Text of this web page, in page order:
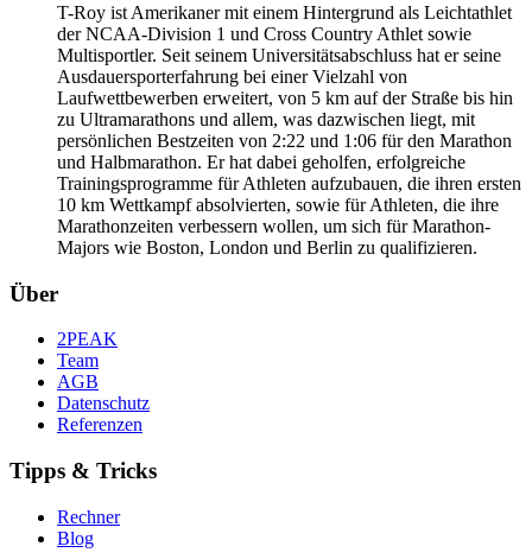
T-Roy ist Amerikaner mit einem Hintergrund als Leichtathlet
der NCAA-Division 1 und Cross Country Athlet sowie
Multisportler. Seit seinem Universitätsabschluss hat er seine
Ausdauersporterfahrung bei einer Vielzahl von
Laufwettbewerben erweitert, von 5 km auf der Straße bis hin
zu Ultramarathons und allem, was dazwischen liegt, mit
persönlichen Bestzeiten von 2:22 und 1:06 für den Marathon
und Halbmarathon. Er hat dabei geholfen, erfolgreiche
Trainingsprogramme für Athleten aufzubauen, die ihren ersten
10 km Wettkampf absolvierten, sowie für Athleten, die ihre
Marathonzeiten verbessern wollen, um sich für Marathon-
Majors wie Boston, London und Berlin zu qualifizieren.
Über
2PEAK
Team
AGB
Datenschutz
Referenzen
Tipps & Tricks
Rechner
Blog